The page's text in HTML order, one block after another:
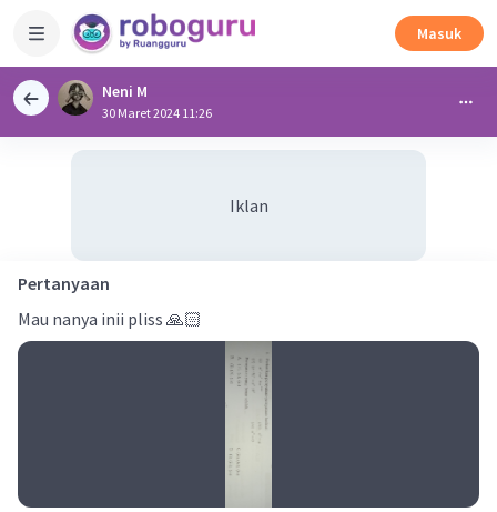
Masuk
Neni M
30 Maret 2024 11:26
Iklan
Pertanyaan
Mau nanya inii pliss 🙏🏻